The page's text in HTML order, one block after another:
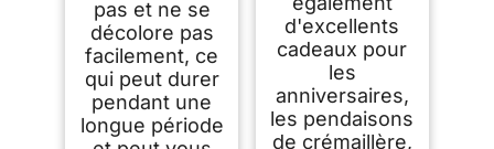
pas et ne se
décolore pas
facilement, ce
qui peut durer
pendant une
longue période
d'excellents
cadeaux pour
les
anniversaires,
les pendaisons
de crémaillère,